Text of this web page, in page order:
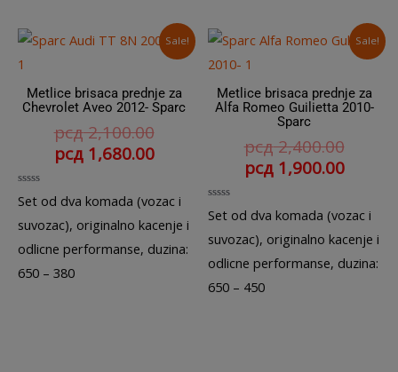
Sale!
Metlice brisaca prednje za
Chevrolet Aveo 2012- Sparc
рсд2,100.00
рсд1,680.00
Rated
0
of
Set od dva komada (vozac i
suvozac), originalno kacenje i
odlicne performanse, duzina:
650 – 380
Sale!
Metlice brisaca prednje za
Alfa Romeo Guilietta 2010-
Sparc
рсд2,400.00
рсд1,900.00
Rated
0
of
Set od dva komada (vozac i
suvozac), originalno kacenje i
odlicne performanse, duzina:
650 – 450